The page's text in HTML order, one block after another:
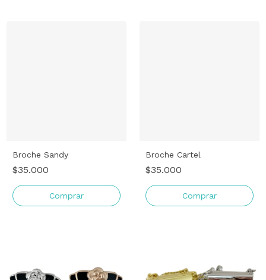
Broche Sandy
$35.000
Comprar
Broche Cartel
$35.000